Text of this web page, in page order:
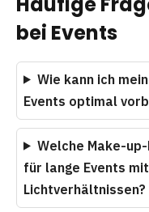
bei Events
Wie kann ich
Events optimal
Welche Make-
für lange Events
Lichtverhältnissen?